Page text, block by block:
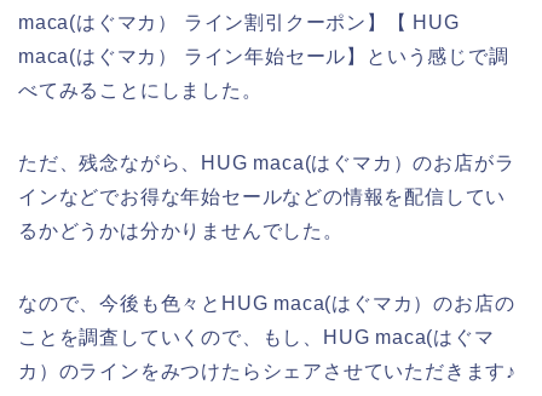
maca(はぐマカ） ライン割引クーポン】【 HUG
maca(はぐマカ） ライン年始セール】という感じで調
べてみることにしました。
ただ、残念ながら、HUG maca(はぐマカ）のお店がラ
インなどでお得な年始セールなどの情報を配信してい
るかどうかは分かりませんでした。
なので、今後も色々とHUG maca(はぐマカ）のお店の
ことを調査していくので、もし、HUG maca(はぐマ
カ）のラインをみつけたらシェアさせていただきます♪